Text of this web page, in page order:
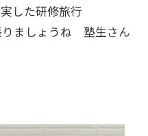
した研修旅行
りましょうね 塾生さん